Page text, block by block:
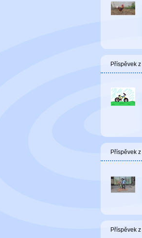
Příspěvek z
Příspěvek z
Příspěvek z